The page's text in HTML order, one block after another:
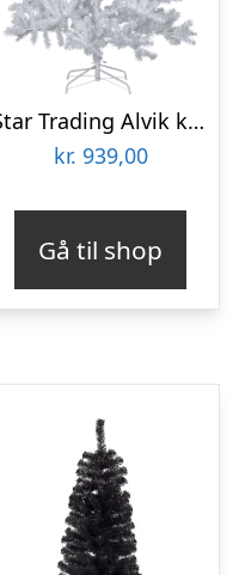
Star Trading Alvik kunstigt juletræ med lys
kr. 939,00
Gå til shop